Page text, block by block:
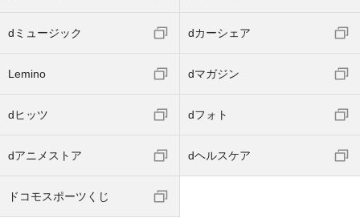
dミュージック dカーシェア
Lemino dマガジン
dヒッツ dフォト
dアニメストア dヘルスケア
ドコモスポーツくじ